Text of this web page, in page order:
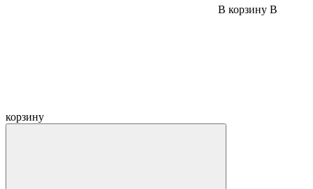
В корзину В
корзину